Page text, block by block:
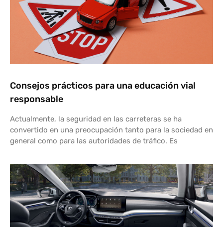
Consejos prácticos para una educación vial
responsable
Actualmente, la seguridad en las carreteras se ha
convertido en una preocupación tanto para la sociedad en
general como para las autoridades de tráfico. Es